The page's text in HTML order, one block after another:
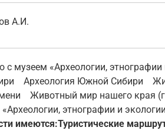
А.И.
музеем «Археологии, этнографии
Археология Южной Сибири
Животный мир нашего края
этнографии и
имеются:Туристические